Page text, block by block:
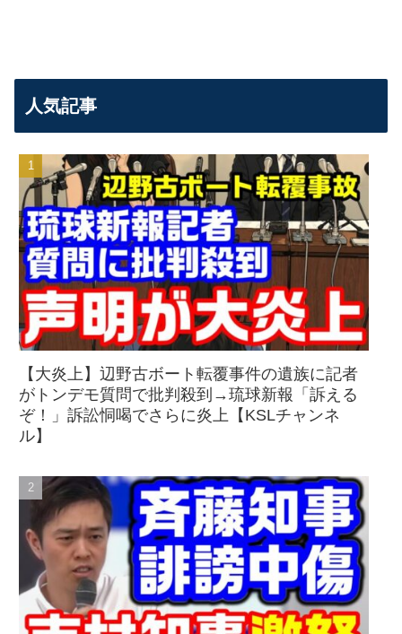
人気記事
【大炎上】辺野古ボート転覆事件の遺族に記者
がトンデモ質問で批判殺到→琉球新報「訴える
ぞ！」訴訟恫喝でさらに炎上【KSLチャンネ
ル】